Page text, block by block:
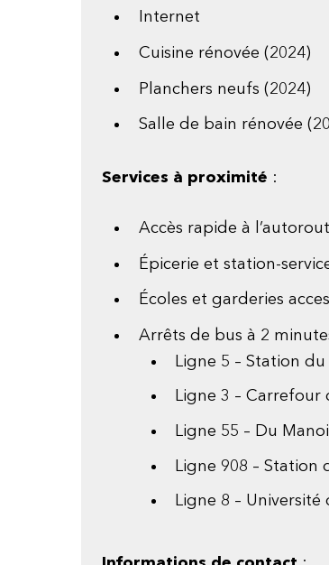
Internet
Cuisine rénovée (2024)
Planchers neufs (2024)
Salle de bain rénovée
Services à proximité :
Accès rapide à
Épicerie et station-
Écoles et garderies
Arrêts de bus à 2
Ligne 5 – Station
Ligne 3 – Carrefour
Ligne 55 – Du
Ligne 908 –
Ligne 8 –